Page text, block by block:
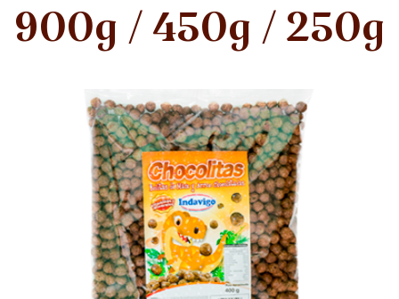
900g / 450g / 250g